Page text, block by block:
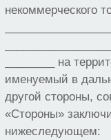
некоммерческого
________ на
именуемый в
другой стороны,
«Стороны»
нижеследующем: